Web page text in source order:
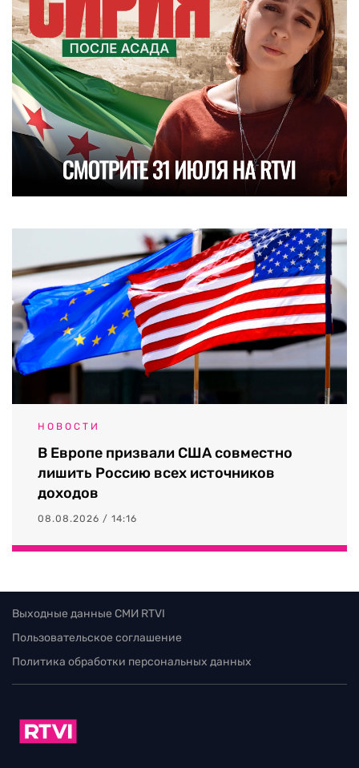
НОВОСТИ
В Европе призвали США совместно
лишить Россию всех источников
доходов
08.08.2026 / 14:16
Выходные данные СМИ RTVI
Пользовательское соглашение
Политика обработки персональных данных